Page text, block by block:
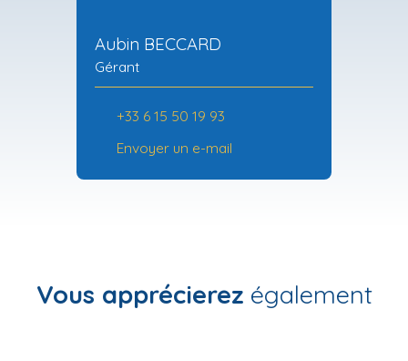
Aubin BECCARD
Gérant
+33 6 15 50 19 93
Envoyer un e-mail
Vous apprécierez également